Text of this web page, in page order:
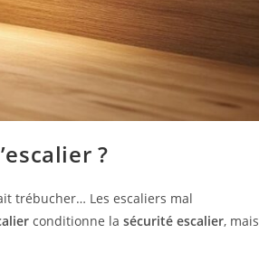
?
trébucher… Les escaliers mal
conditionne la sécurité escalier, mais